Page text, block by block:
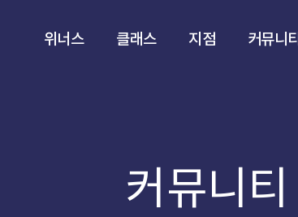
위너스 클래스 지점 커뮤니티
커뮤니티